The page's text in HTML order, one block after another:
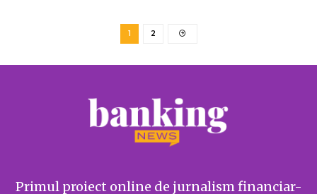
1 2
Primul proiect online de jurnalism financiar-